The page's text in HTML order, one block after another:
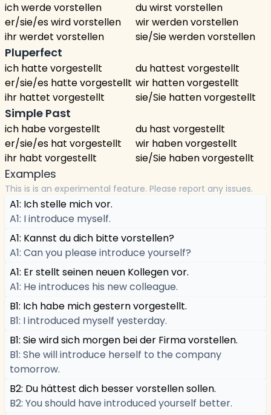
ich werde vorstellen
du wirst vorstellen
er/sie/es wird vorstellen
wir werden vorstellen
ihr werdet vorstellen
sie/Sie werden vorstellen
Pluperfect
ich hatte vorgestellt
du hattest vorgestellt
er/sie/es hatte vorgestellt wir hatten vorgestellt
ihr hattet vorgestellt
sie/Sie hatten vorgestellt
Simple Past
ich habe vorgestellt
du hast vorgestellt
er/sie/es hat vorgestellt
wir haben vorgestellt
ihr habt vorgestellt
sie/Sie haben vorgestellt
Examples
This is is an experimental feature. Please report any issues.
A1: Ich stelle mich vor.
A1: I introduce myself.
A1: Kannst du dich bitte vorstellen?
A1: Can you please introduce yourself?
A1: Er stellt seinen neuen Kollegen vor.
A1: He introduces his new colleague.
B1: Ich habe mich gestern vorgestellt.
B1: I introduced myself yesterday.
B1: Sie wird sich morgen bei der Firma vorstellen.
B1: She will introduce herself to the company
tomorrow.
B2: Du hättest dich besser vorstellen sollen.
B2: You should have introduced yourself better.